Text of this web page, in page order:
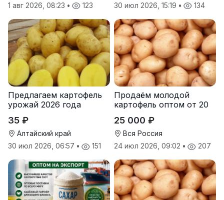
1 авг 2026, 08:23 • 123
30 июл 2026, 15:19 • 134
Предлагаем картофель
урожай 2026 года
35 ₽
Алтайский край
30 июл 2026, 06:57 • 151
Продаём молодой
картофель оптом от 20
25 000 ₽
Вся Россия
24 июл 2026, 09:02 • 207